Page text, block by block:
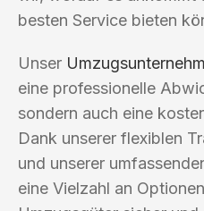
besten Service bieten
Unser
eine professionelle
sondern auch eine
Dank unserer flexiblen
und unserer
eine Vielzahl an